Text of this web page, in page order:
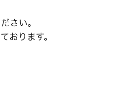
さい。
おります。